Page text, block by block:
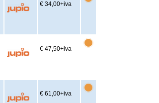
€ 34,00+iva
€ 47,50+iva
€ 61,00+iva